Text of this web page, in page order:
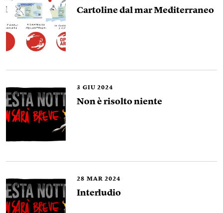
Cartoline dal mar Mediterraneo
3 GIU 2024
Non è risolto niente
28 MAR 2024
Interludio